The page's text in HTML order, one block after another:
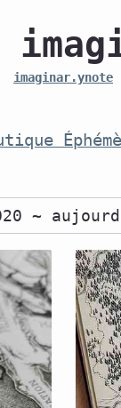
imaginar.ynote
~